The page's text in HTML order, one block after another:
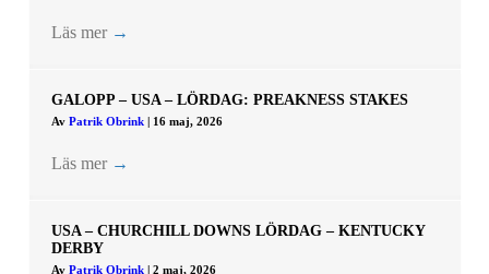
Läs mer →
GALOPP – USA – LÖRDAG: PREAKNESS STAKES
Av Patrik Obrink 16 maj, 2026
Läs mer →
USA – CHURCHILL DOWNS LÖRDAG – KENTUCKY
DERBY
Av Patrik Obrink 2 maj, 2026